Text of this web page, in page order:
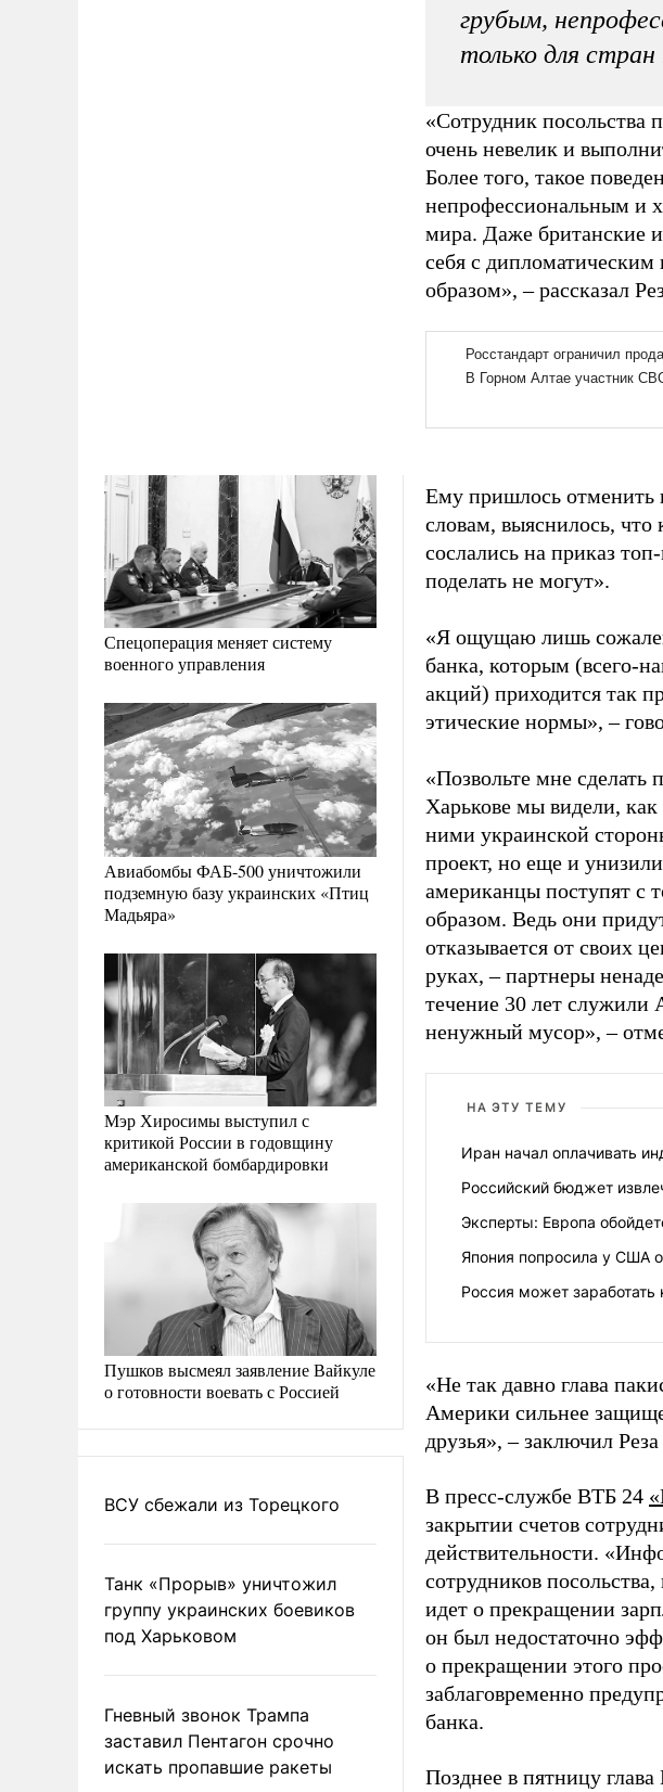
Спецоперация меняет систему
военного управления
Авиабомбы ФАБ-500 уничтожили
подземную базу украинских «Птиц
Мадьяра»
Мэр Хиросимы выступил с
критикой России в годовщину
американской бомбардировки
Пушков высмеял заявление Вайкуле
о готовности воевать с Россией
ВСУ сбежали из Торецкого
Танк «Прорыв» уничтожил
группу украинских боевиков
под Харьковом
Гневный звонок Трампа
заставил Пентагон срочно
искать пропавшие ракеты
грубым,
только для
«Сотрудник посольства
очень невелик и
Более того, такое
непрофессиональным и
мира. Даже британские
себя с
образом», – рассказал
Ему пришлось отменить
словам, выяснилось, что
сослались на приказ
поделать не могут».
«Я ощущаю лишь
банка, которым (всего-
акций) приходится так
этические нормы», –
«Позвольте мне сделать
Харькове мы видели, как
ними украинской
проект, но еще и
американцы поступят
образом. Ведь они
отказывается от своих
руках, – партнеры
течение 30 лет служили
ненужный мусор», –
НА ЭТУ ТЕМУ
Иран начал оплачивать
Российский бюджет
Эксперты: Европа
Япония попросила у США
Россия может
«Не так давно глава
Америки сильнее
друзья», – заключил
В пресс-службе ВТБ 24
закрытии счетов
действительности.
сотрудников
идет о прекращении
он был недостаточно
о прекращении этого
заблаговременно
банка.
Позднее в пятницу